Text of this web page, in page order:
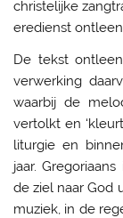
christelijke
eredienst
De tekst
verwerking
waarbij de
vertolkt en
liturgie en
jaar.
de ziel naar God
muziek, in de